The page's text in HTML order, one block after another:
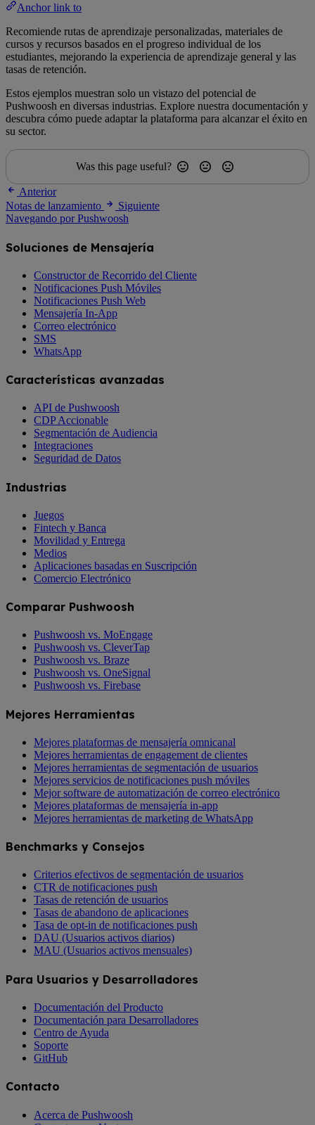
Anchor link to
Recomiende rutas de aprendizaje personalizadas, materiales de
cursos y recursos basados en el progreso individual de los
estudiantes, mejorando la experiencia de aprendizaje general y las
tasas de retención.
Estos ejemplos muestran solo un vistazo del potencial de
Pushwoosh en diversas industrias. Explore nuestra documentación y
descubra cómo puede adaptar la plataforma para alcanzar el éxito en
su sector.
Was this page useful?
Anterior
Notas de lanzamiento
Siguiente
Navegando por Pushwoosh
Soluciones de Mensajería
Constructor de Recorrido del Cliente
Notificaciones Push Móviles
Notificaciones Push Web
Mensajería In-App
Correo electrónico
SMS
WhatsApp
Características avanzadas
API de Pushwoosh
CDP Accionable
Segmentación de Audiencia
Integraciones
Seguridad de Datos
Industrias
Juegos
Fintech y Banca
Movilidad y Entrega
Medios
Aplicaciones basadas en Suscripción
Comercio Electrónico
Comparar Pushwoosh
Pushwoosh vs. MoEngage
Pushwoosh vs. CleverTap
Pushwoosh vs. Braze
Pushwoosh vs. OneSignal
Pushwoosh vs. Firebase
Mejores Herramientas
Mejores plataformas de mensajería omnicanal
Mejores herramientas de engagement de clientes
Mejores herramientas de segmentación de usuarios
Mejores servicios de notificaciones push móviles
Mejor software de automatización de correo electrónico
Mejores plataformas de mensajería in-app
Mejores herramientas de marketing de WhatsApp
Benchmarks y Consejos
Criterios efectivos de segmentación de usuarios
CTR de notificaciones push
Tasas de retención de usuarios
Tasas de abandono de aplicaciones
Tasa de opt-in de notificaciones push
DAU (Usuarios activos diarios)
MAU (Usuarios activos mensuales)
Para Usuarios y Desarrolladores
Documentación del Producto
Documentación para Desarrolladores
Centro de Ayuda
Soporte
GitHub
Contacto
Acerca de Pushwoosh